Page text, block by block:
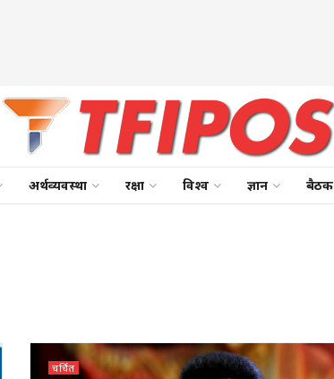
अर्थव्यवस्था रक्षा विश्व ज्ञान बैठक
चर्चित